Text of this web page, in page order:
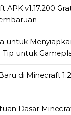
APK v1.17.200
untuk
Tip untuk
di Minecraft
Dasar